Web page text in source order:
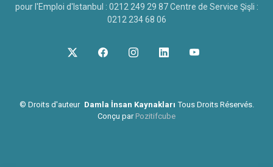
pour l'Emploi d'Istanbul : 0212 249 29 87 Centre de Service Şişli :
0212 234 68 06
© Droits d'auteur Damla İnsan Kaynakları Tous Droits Réservés.
Conçu par Pozitifcube